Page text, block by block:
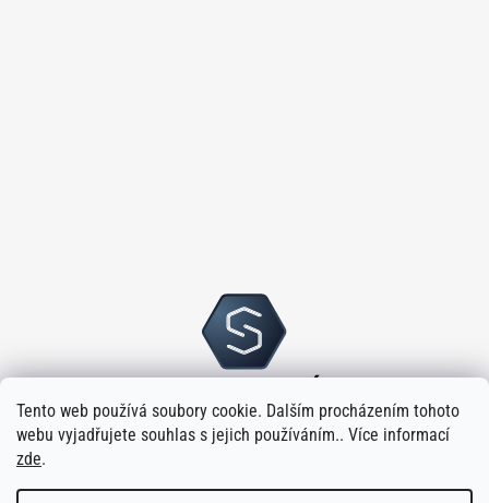
Tento web používá soubory cookie. Dalším procházením tohoto
webu vyjadřujete souhlas s jejich používáním.. Více informací
zde.